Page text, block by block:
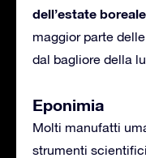
dell’estate boreale
maggior parte
dal bagliore della
Eponimia
Molti manufatti
strumenti